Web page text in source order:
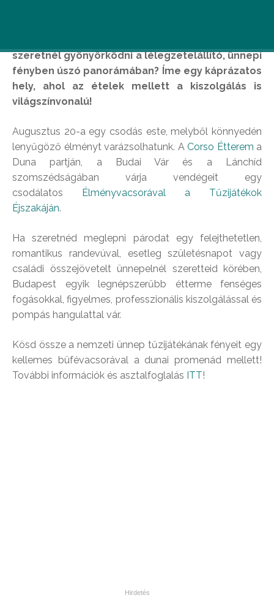
szeretnél gyönyörködni a lélegzetelállító, ünnepi
fényben úszó panorámában? Íme egy káprázatos
hely, ahol az ételek mellett a kiszolgálás is
világszínvonalú!
Augusztus 20-a egy csodás este, melyből könnyedén
lenyűgöző élményt varázsolhatunk. A Corso Étterem a
Duna partján, a Budai Vár és a Lánchíd
szomszédságában várja vendégeit egy
csodálatos
Élményvacsorával a Tűzijátékok
Éjszakáján.
Ha szeretnéd meglepni párodat egy felejthetetlen,
romantikus randevúval, esetleg születésnapot vagy
családi összejövetelt ünnepelnél szeretteid körében,
Budapest egyik legnépszerűbb étterme fenséges
fogásokkal, figyelmes, professzionális kiszolgálással és
pompás hangulattal vár.
Kösd össze a nemzeti ünnep tűzijátékának fényeit egy
kellemes büfévacsorával a dunai promenád mellett!
További információk és asztalfoglalás ITT!